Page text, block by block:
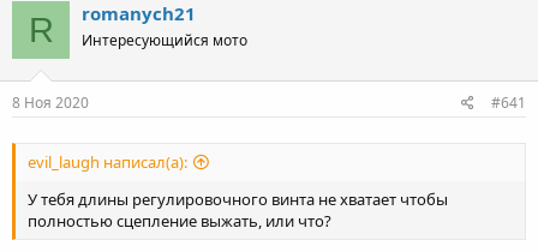
R romanych21
Интересующийся мото
8 Ноя 2020 #641
evil_laugh написал(а):
У тебя длины регулировочного винта не хватает чтобы
полностью сцепление выжать, или что?